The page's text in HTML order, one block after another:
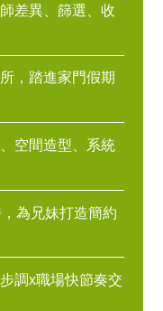
差異、篩選、收
，踏進家門假期
空間造型、系統
為兄妹打造簡約
調x職場快節奏交